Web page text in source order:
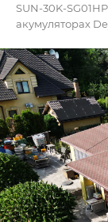
SUN-30K-
акумуляторах